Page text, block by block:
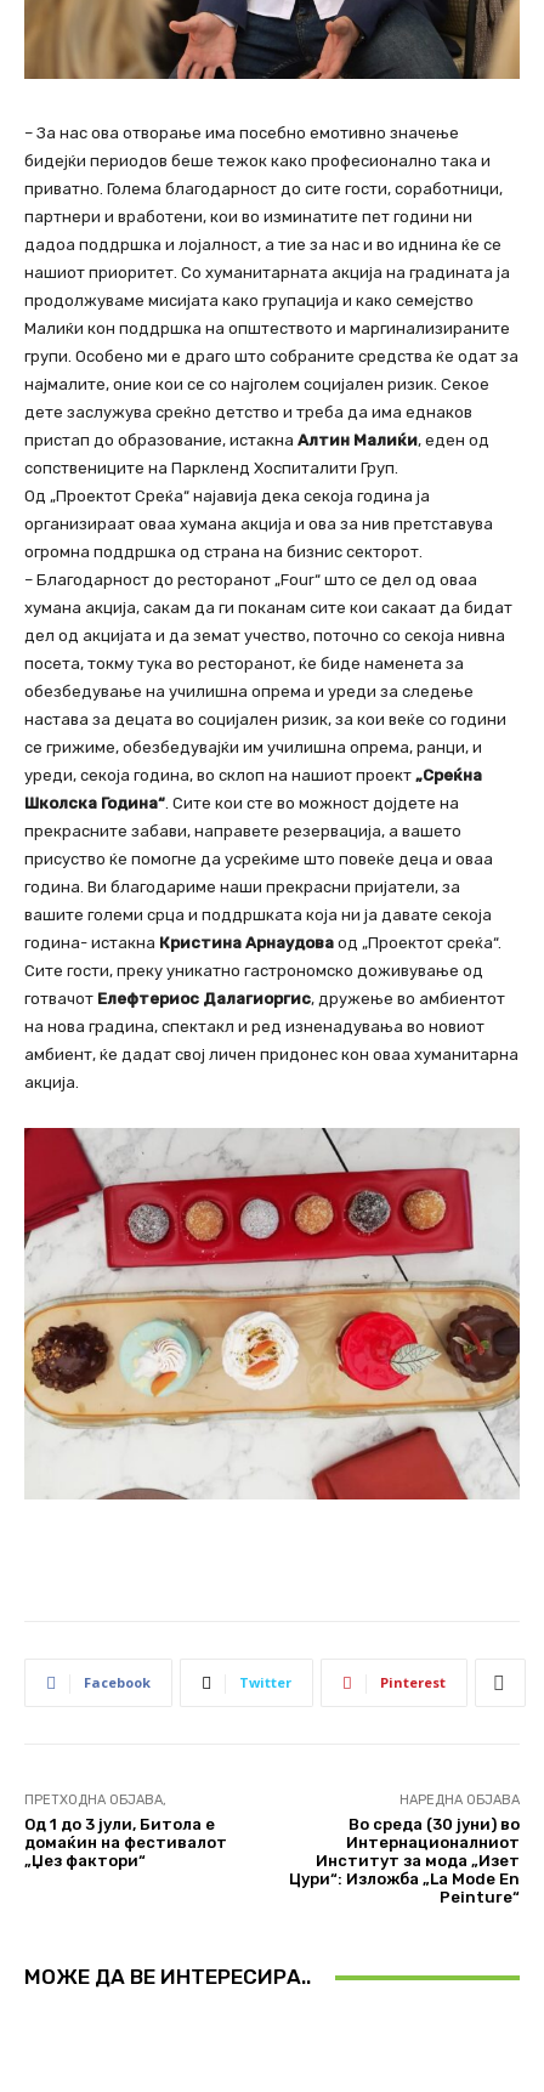
– За нас ова отворање има посебно емотивно значење
бидејќи периодов беше тежок како професионално така и
приватно. Голема благодарност до сите гости, соработници,
партнери и вработени, кои во изминатите пет години ни
дадоа поддршка и лојалност, а тие за нас и во иднина ќе се
нашиот приоритет. Со хуманитарната акција на градината ја
продолжуваме мисијата како групација и како семејство
Малиќи кон поддршка на општеството и маргинализираните
групи. Особено ми е драго што собраните средства ќе одат за
најмалите, оние кои се со најголем социјален ризик. Секое
дете заслужува среќно детство и треба да има еднаков
пристап до образование, истакна Алтин Малиќи, еден од
сопствениците на Паркленд Хоспиталити Груп.
Од „Проектот Среќа“ најавија дека секоја година ја
организираат оваа хумана акција и ова за нив претставува
огромна поддршка од страна на бизнис секторот.
– Благодарност до ресторанот „Four“ што се дел од оваа
хумана акција, сакам да ги поканам сите кои сакаат да бидат
дел од акцијата и да земат учество, поточно со секоја нивна
посета, токму тука во ресторанот, ќе биде наменета за
обезбедување на училишна опрема и уреди за следење
настава за децата во социјален ризик, за кои веќе со години
се грижиме, обезбедувајќи им училишна опрема, ранци, и
уреди, секоја година, во склоп на нашиот проект „Среќна
Школска Година“. Сите кои сте во можност дојдете на
прекрасните забави, направете резервација, а вашето
присуство ќе помогне да усреќиме што повеќе деца и оваа
година. Ви благодариме наши прекрасни пријатели, за
вашите големи срца и поддршката која ни ја давате секоја
година- истакна Кристина Арнаудова од „Проектот среќа“.
Сите гости, преку уникатно гастрономско доживување од
готвачот Елефтериос Далагиоргис, дружење во амбиентот
на нова градина, спектакл и ред изненадувања во новиот
амбиент, ќе дадат свој личен придонес кон оваа хуманитарна
акција.
Facebook Twitter Pinterest
ПРЕТХОДНА ОБЈАВА,
Од 1 до 3 јули, Битола е
домаќин на фестивалот
„Џез фактори“
НАРЕДНА ОБЈАВА
Во среда (30 јуни) во
Интернационалниот
Институт за мода „Изет
Цури“: Изложба „La Mode En
Peinture“
МОЖЕ ДА ВЕ ИНТЕРЕСИРА..